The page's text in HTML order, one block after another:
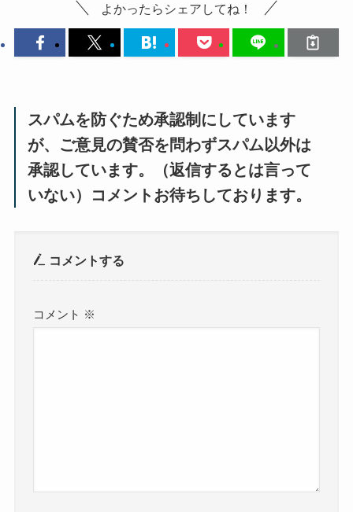
よかったらシェアしてね！
スパムを防ぐため承認制にしています
が、ご意見の賛否を問わずスパム以外は
承認しています。（返信するとは言って
いない）コメントお待ちしております。
コメントする
コメント ※